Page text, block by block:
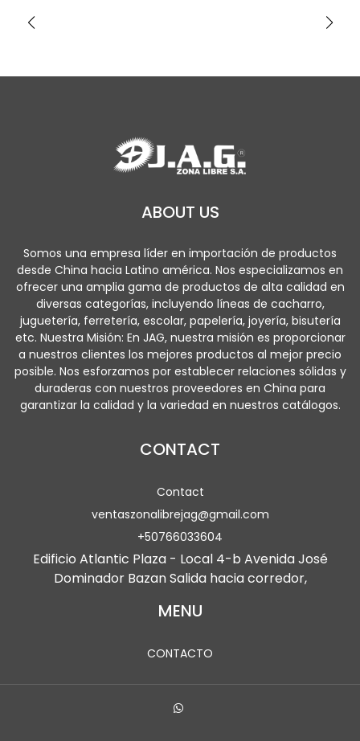
ABOUT US
Somos una empresa líder en importación de productos
desde China hacia Latino américa. Nos especializamos en
ofrecer una amplia gama de productos de alta calidad en
diversas categorías, incluyendo líneas de cacharro,
juguetería, ferretería, escolar, papelería, joyería, bisutería
etc. Nuestra Misión: En JAG, nuestra misión es proporcionar
a nuestros clientes los mejores productos al mejor precio
posible. Nos esforzamos por establecer relaciones sólidas y
duraderas con nuestros proveedores en China para
garantizar la calidad y la variedad en nuestros catálogos.
CONTACT
Contact
ventaszonalibrejag@gmail.com
+50766033604
Edificio Atlantic Plaza - Local 4-b Avenida José
Dominador Bazan Salida hacia corredor,
MENU
CONTACTO